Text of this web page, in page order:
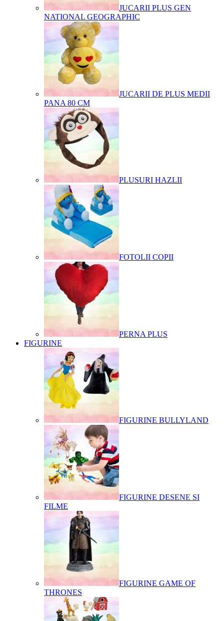
JUCARII PLUS GEN
NATIONAL GEOGRAPHIC
JUCARII DE PLUS MEDII
PANA 80 CM
PLUSURI HAZLII
FOTOLII COPII
PERNA PLUS
FIGURINE
FIGURINE BULLYLAND
FIGURINE DESENE SI
FILME
FIGURINE GAME OF
THRONES